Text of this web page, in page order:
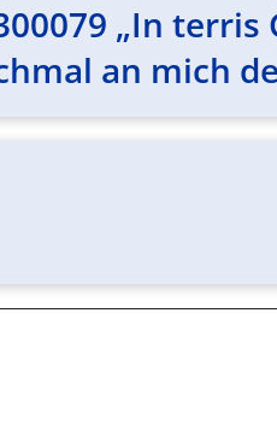
„In
an mich